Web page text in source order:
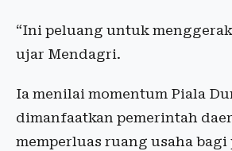
“Ini peluang untuk
ujar Mendagri.
Ia menilai momentum Piala
dimanfaatkan pemerintah
memperluas ruang usaha bagi